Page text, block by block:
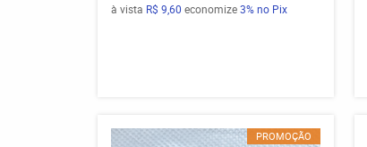
à vista R$ 9,60 economize3% no Pix
PROMOÇÃO